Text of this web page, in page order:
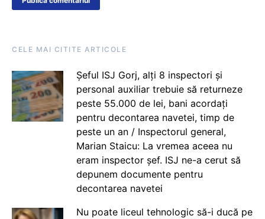
CELE MAI CITITE ARTICOLE
Șeful ISJ Gorj, alți 8 inspectori și
personal auxiliar trebuie să returneze
peste 55.000 de lei, bani acordați
pentru decontarea navetei, timp de
peste un an / Inspectorul general,
Marian Staicu: La vremea aceea nu
eram inspector șef. ISJ ne-a cerut să
depunem documente pentru
decontarea navetei
Nu poate liceul tehnologic să-i ducă pe